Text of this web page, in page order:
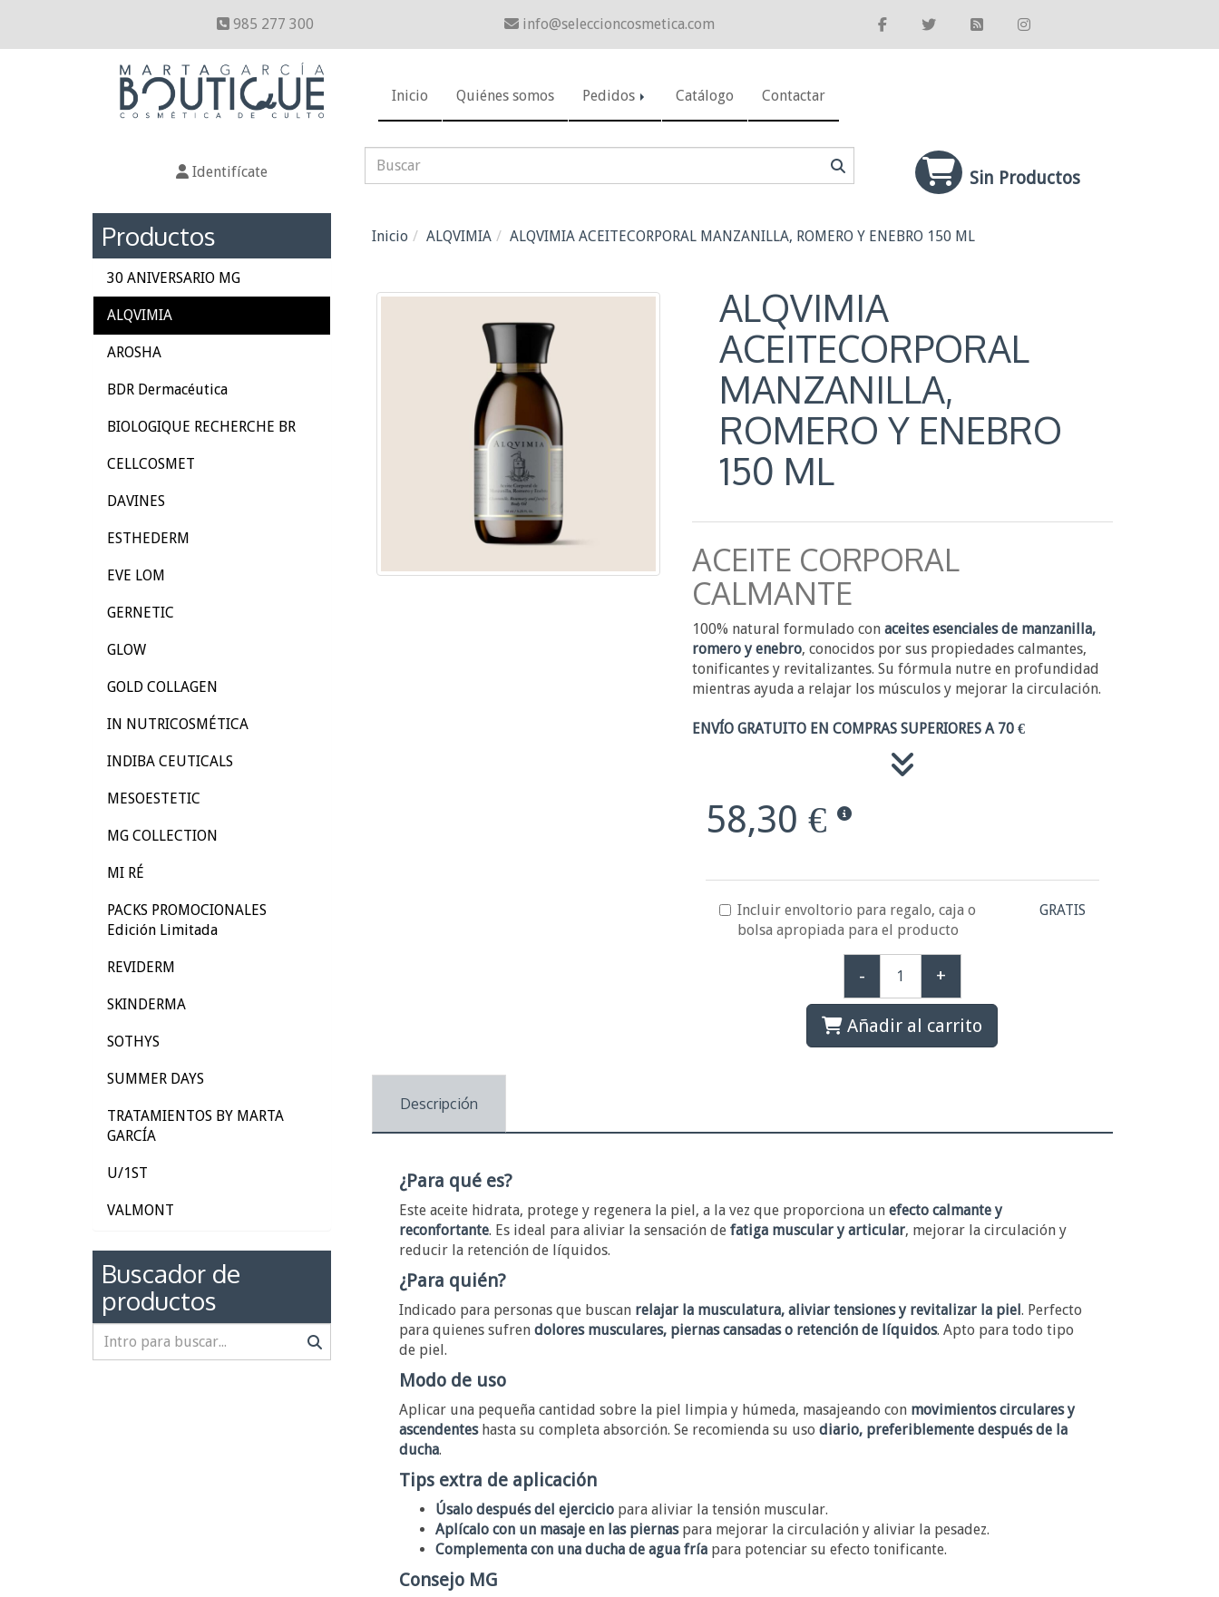
985 277 300 info seleccioncosmetica.com
Inicio Quiénes somos Pedidos Catálogo Contactar
Identifícate Sin Productos
Inicio ALQVIMIA ALQVIMIA ACEITECORPORAL MANZANILLA, ROMERO Y ENEBRO 150 ML
ALQVIMIA
ACEITECORPORAL
MANZANILLA,
ROMERO Y ENEBRO
150 ML
ACEITE CORPORAL
CALMANTE
100% natural formulado con aceites esenciales de manzanilla,
romero y enebro, conocidos por sus propiedades calmantes,
tonificantes y revitalizantes. Su fórmula nutre en profundidad
mientras ayuda a relajar los músculos y mejorar la circulación.
ENVÍO GRATUITO EN COMPRAS SUPERIORES A 70 €
58,30 €
Incluir envoltorio para regalo, caja o
bolsa apropiada para el producto
GRATIS
- +
Añadir al carrito
Descripción
¿Para qué es?
Este aceite hidrata, protege y regenera la piel, a la vez que proporciona un efecto calmante y
reconfortante. Es ideal para aliviar la sensación de fatiga muscular y articular, mejorar la circulación y
reducir la retención de líquidos.
¿Para quién?
Indicado para personas que buscan relajar la musculatura, aliviar tensiones y revitalizar la piel. Perfecto
para quienes sufren dolores musculares, piernas cansadas o retención de líquidos. Apto para todo tipo
de piel.
Modo de uso
Aplicar una pequeña cantidad sobre la piel limpia y húmeda, masajeando con movimientos circulares y
ascendenteshasta su completa absorción. Se recomienda su uso diario, preferiblemente después de la
ducha.
Tips extra de aplicación
Úsalo después del ejerciciopara aliviar la tensión muscular.
Aplícalo con un masaje en las piernaspara mejorar la circulación y aliviar la pesadez.
Complementa con una ducha de agua fríapara potenciar su efecto tonificante.
Consejo MG
Productos
30 ANIVERSARIO MG
ALQVIMIA
AROSHA
BDR Dermacéutica
BIOLOGIQUE RECHERCHE BR
CELLCOSMET
DAVINES
ESTHEDERM
EVE LOM
GERNETIC
GLOW
GOLD COLLAGEN
IN NUTRICOSMÉTICA
INDIBA CEUTICALS
MESOESTETIC
MG COLLECTION
MI RÉ
PACKS PROMOCIONALES
Edición Limitada
REVIDERM
SKINDERMA
SOTHYS
SUMMER DAYS
TRATAMIENTOS BY MARTA
GARCÍA
U/1ST
VALMONT
Buscador de
productos